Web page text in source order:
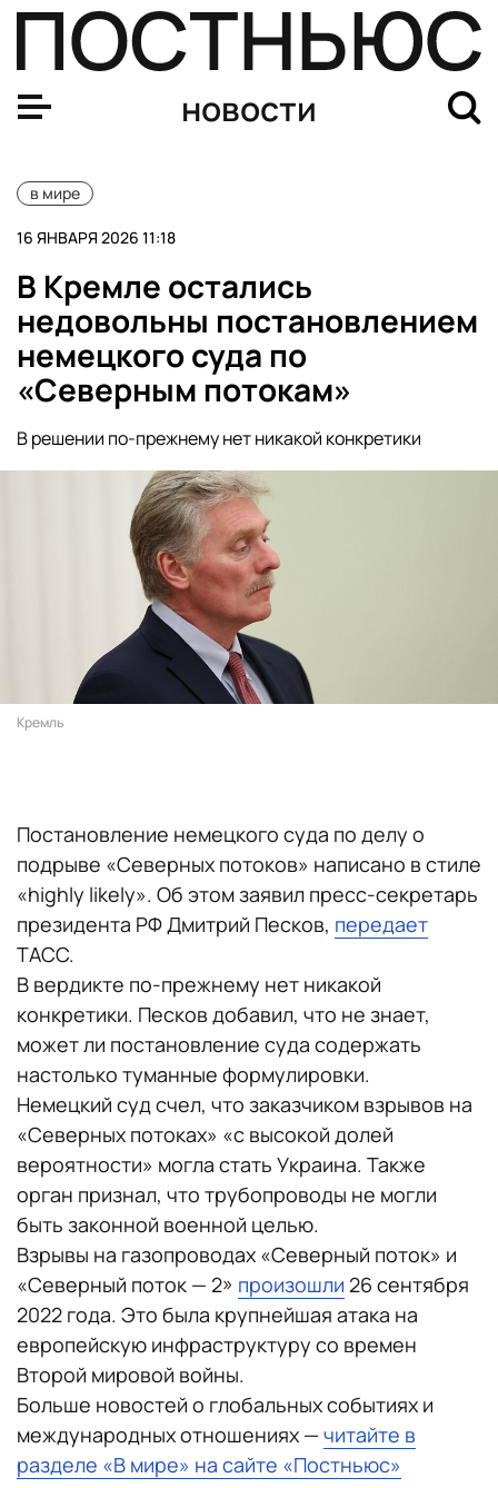
новости
в мире
16 ЯНВАРЯ 2026 11:18
В Кремле остались
недовольны постановлением
немецкого суда по
«Северным потокам»
В решении по-прежнему нет никакой конкретики
Кремль
Постановление немецкого суда по делу о
подрыве «Северных потоков» написано в стиле
«highly likely». Об этом заявил пресс-секретарь
президента РФ Дмитрий Песков, передает
ТАСС.
В вердикте по-прежнему нет никакой
конкретики. Песков добавил, что не знает,
может ли постановление суда содержать
настолько туманные формулировки.
Немецкий суд счел, что заказчиком взрывов на
«Северных потоках» «с высокой долей
вероятности» могла стать Украина. Также
орган признал, что трубопроводы не могли
быть законной военной целью.
Взрывы на газопроводах «Северный поток» и
«Северный поток — 2» произошли 26 сентября
2022 года. Это была крупнейшая атака на
европейскую инфраструктуру со времен
Второй мировой войны.
Больше новостей о глобальных событиях и
международных отношениях — читайте в
разделе «В мире» на сайте «Постньюс»
Шмыгаль: на Украине не осталось ни одной целой